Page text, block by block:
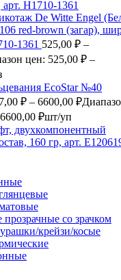
De Witte Engel
red-brown (загар),
1361 525,00 ₽ –
цен: 525,00 ₽ –
EcoStar №40
₽ – 6600,00 ₽
₽шт/уп
двухкомпонентный
160 гр, арт.
со зрачком
крейзи/косые